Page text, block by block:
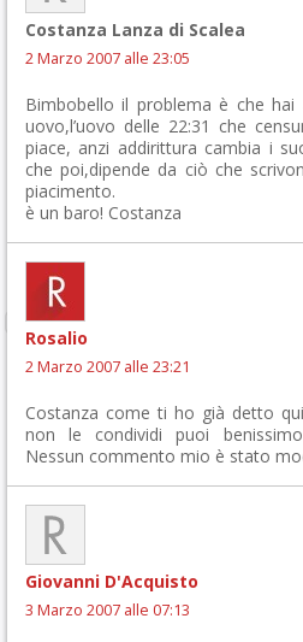
Costanza Lanza di Scalea
2 Marzo 2007 alle 23:05
Bimbobello il problema è che
uovo,l’uovo delle 22:31 che
piace, anzi addirittura cambia i
che poi,dipende da ciò che
piacimento.
è un baro! Costanza
Rosalio
2 Marzo 2007 alle 23:21
Costanza come ti ho già detto
non le condividi puoi
Nessun commento mio è stato
Giovanni D'Acquisto
3 Marzo 2007 alle 07:13